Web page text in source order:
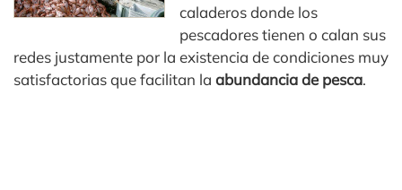
caladeros donde los
pescadores tienen o calan sus
redes justamente por la existencia de condiciones muy
satisfactorias que facilitan la abundancia de pesca.